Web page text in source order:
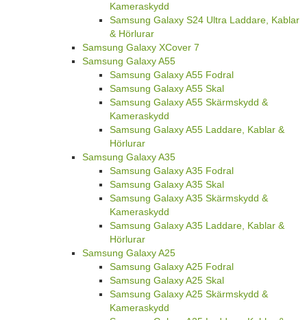
Kameraskydd
Samsung Galaxy S24 Ultra Laddare, Kablar
& Hörlurar
Samsung Galaxy XCover 7
Samsung Galaxy A55
Samsung Galaxy A55 Fodral
Samsung Galaxy A55 Skal
Samsung Galaxy A55 Skärmskydd &
Kameraskydd
Samsung Galaxy A55 Laddare, Kablar &
Hörlurar
Samsung Galaxy A35
Samsung Galaxy A35 Fodral
Samsung Galaxy A35 Skal
Samsung Galaxy A35 Skärmskydd &
Kameraskydd
Samsung Galaxy A35 Laddare, Kablar &
Hörlurar
Samsung Galaxy A25
Samsung Galaxy A25 Fodral
Samsung Galaxy A25 Skal
Samsung Galaxy A25 Skärmskydd &
Kameraskydd